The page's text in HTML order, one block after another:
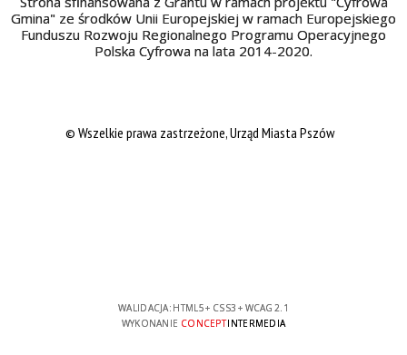
Gmina" ze środków Unii Europejskiej w ramach Europejskiego
Funduszu Rozwoju Regionalnego Programu Operacyjnego
Polska Cyfrowa na lata 2014-2020.
© Wszelkie prawa zastrzeżone, Urząd Miasta Pszów
WALIDACJA: HTML5+ CSS3 + WCAG 2.1
WYKONANIE CONCEPTINTERMEDIA